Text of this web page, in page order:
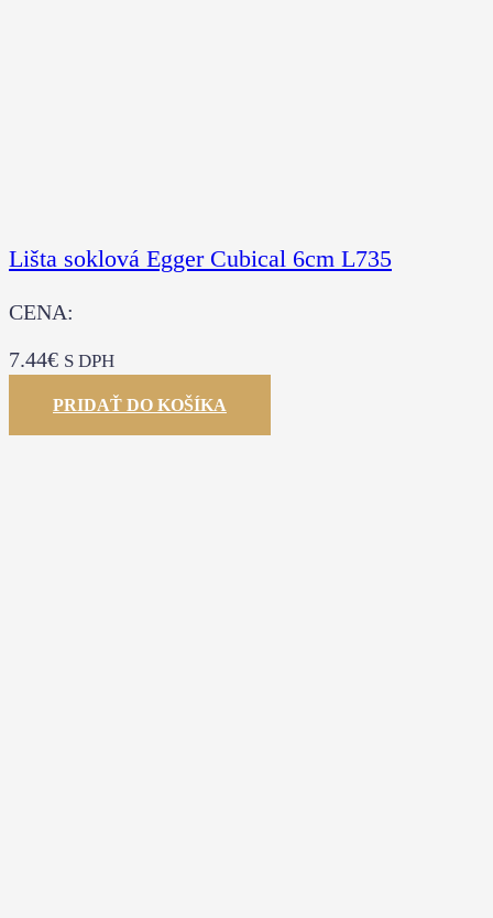
Lišta soklová Egger Cubical 6cm L735
CENA:
7.44€ S DPH
PRIDAŤ DO KOŠÍKA